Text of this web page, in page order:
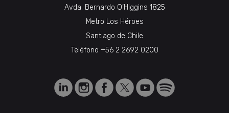
Avda. Bernardo O’Higgins 1825
Metro Los Héroes
Santiago de Chile
Teléfono +56 2 2692 0200